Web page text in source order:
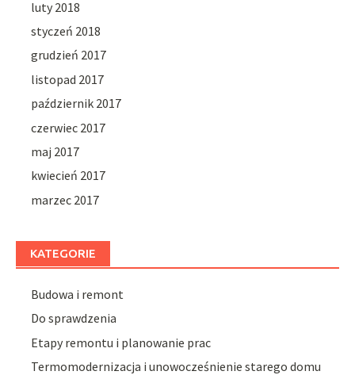
luty 2018
styczeń 2018
grudzień 2017
listopad 2017
październik 2017
czerwiec 2017
maj 2017
kwiecień 2017
marzec 2017
KATEGORIE
Budowa i remont
Do sprawdzenia
Etapy remontu i planowanie prac
Termomodernizacja i unowocześnienie starego domu